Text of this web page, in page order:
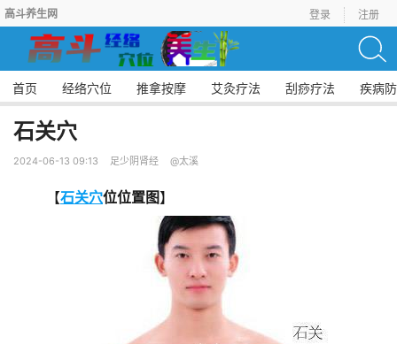
高斗养生网 登录 注册
首页 经络穴位 推拿按摩 艾灸疗法 刮痧疗法 疾病
石关穴
2024-06-13 09:13 足少阴肾经 @太溪
【石关穴位位置图】